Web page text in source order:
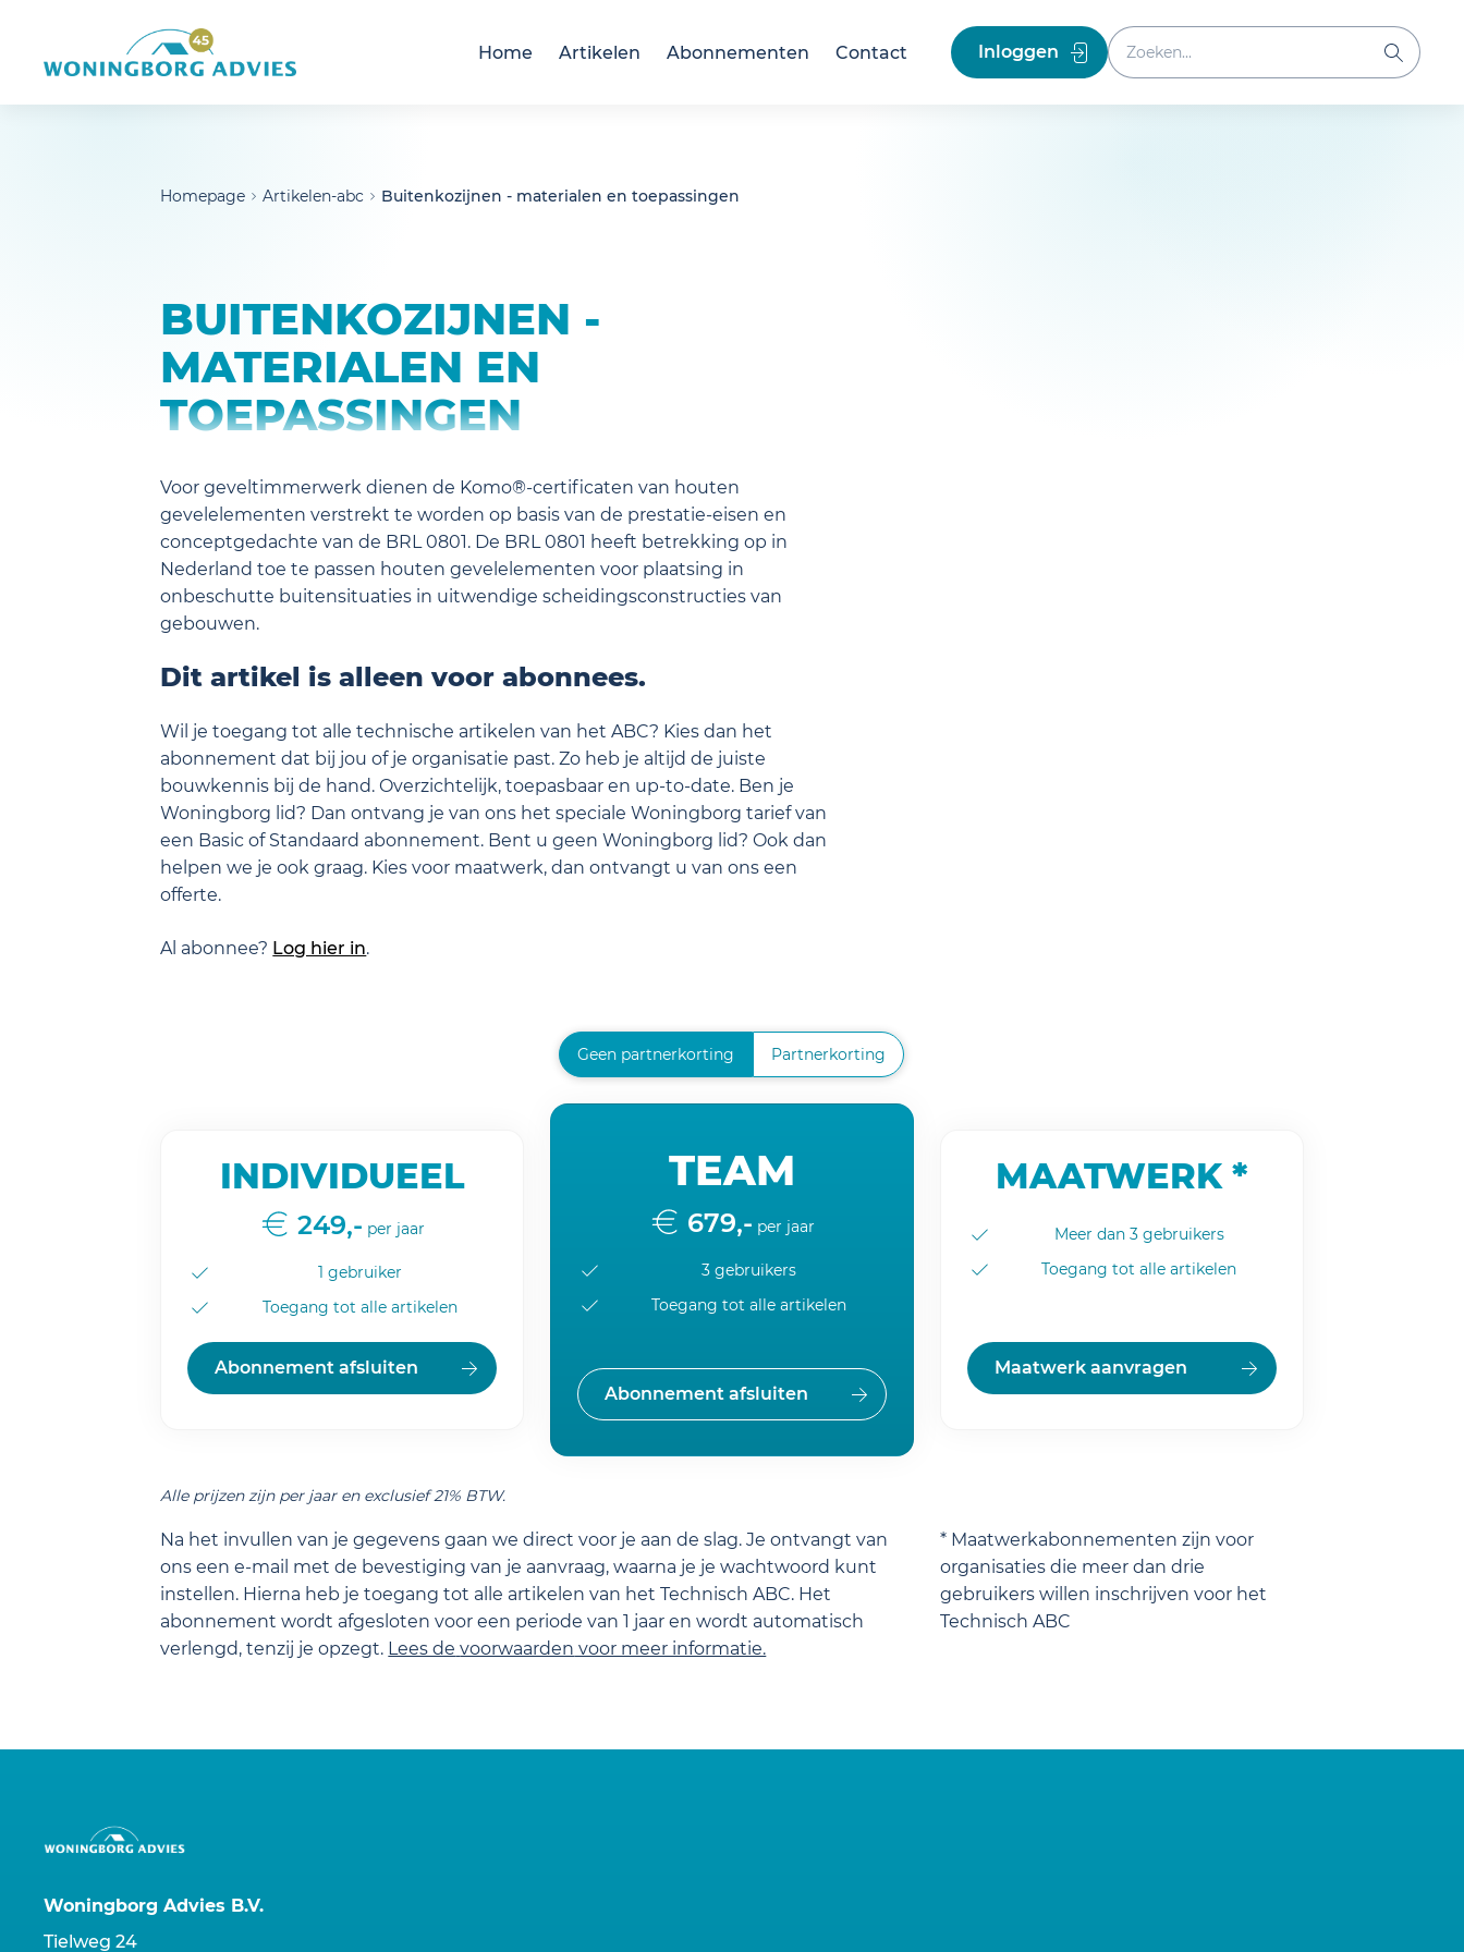
Home
Artikelen Abonnementen Contact Inloggen
Zoeken binnen website
Zoeken
Homepage Artikelen-abc Buitenkozijnen - materialen en toepassingen
BUITENKOZIJNEN -
MATERIALEN EN
TOEPASSINGEN
Voor geveltimmerwerk dienen de Komo®-certificaten van houten
gevelelementen verstrekt te worden op basis van de prestatie-eisen en
conceptgedachte van de BRL 0801. De BRL 0801 heeft betrekking op in
Nederland toe te passen houten gevelelementen voor plaatsing in
onbeschutte buitensituaties in uitwendige scheidingsconstructies van
gebouwen.
Dit artikel is alleen voor abonnees.
Wil je toegang tot alle technische artikelen van het ABC? Kies dan het
abonnement dat bij jou of je organisatie past. Zo heb je altijd de juiste
bouwkennis bij de hand. Overzichtelijk, toepasbaar en up-to-date. Ben je
Woningborg lid? Dan ontvang je van ons het speciale Woningborg tarief van
een Basic of Standaard abonnement. Bent u geen Woningborg lid? Ook dan
helpen we je ook graag. Kies voor maatwerk, dan ontvangt u van ons een
offerte.
Al abonnee? Log hier in.
Geen partnerkorting Partnerkorting
INDIVIDUEEL
249,- per jaar
1 gebruiker
Toegang tot alle artikelen
Abonnement afsluiten
TEAM
679,- per jaar
3 gebruikers
Toegang tot alle artikelen
Abonnement afsluiten
MAATWERK *
Meer dan 3 gebruikers
Toegang tot alle artikelen
Maatwerk aanvragen
Alle prijzen zijn per jaar en exclusief 21% BTW.
Na het invullen van je gegevens gaan we direct voor je aan de slag. Je ontvangt van
ons een e-mail met de bevestiging van je aanvraag, waarna je je wachtwoord kunt
instellen. Hierna heb je toegang tot alle artikelen van het Technisch ABC. Het
abonnement wordt afgesloten voor een periode van 1 jaar en wordt automatisch
verlengd, tenzij je opzegt. Lees de voorwaarden voor meer informatie.
* Maatwerkabonnementen zijn voor
organisaties die meer dan drie
gebruikers willen inschrijven voor het
Technisch ABC
Woningborg Advies B.V.
Tielweg 24